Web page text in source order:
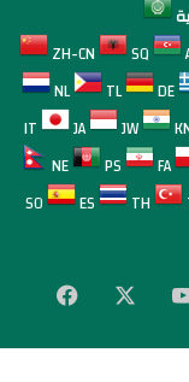
ZH-CN
SQ
NL
TL DE
IT
JA JW
NE
PS FA
SO
ES TH
فيسبوك